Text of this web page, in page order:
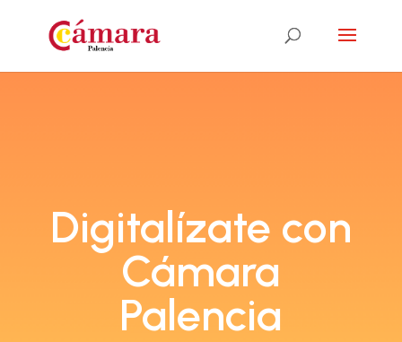
Digitalízate con
Cámara
Palencia